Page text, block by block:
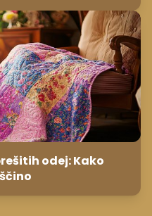
odej: Kako